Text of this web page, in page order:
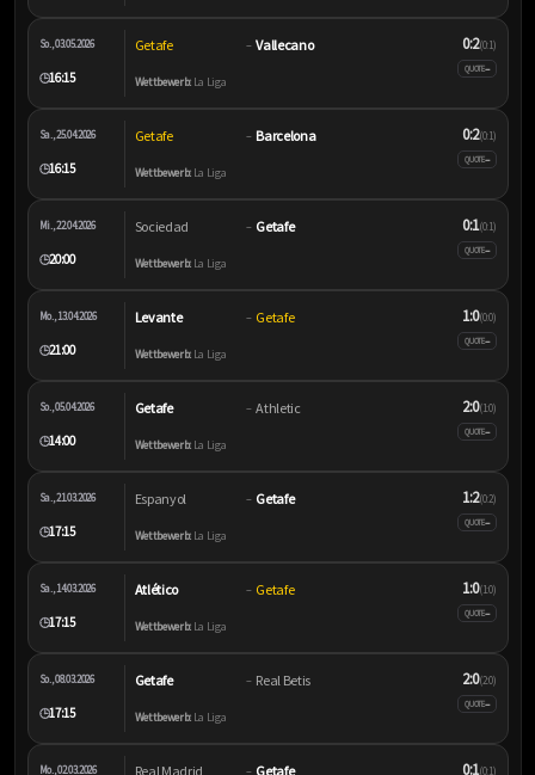
So., 03.05.2026
🕒16:15
Getafe – Vallecano
Wettbewerb:La Liga
0:2(0:1)
QUOTE–
Sa., 25.04.2026
🕒16:15
Getafe – Barcelona
Wettbewerb:La Liga
0:2(0:1)
QUOTE–
Mi., 22.04.2026
🕒20:00
Sociedad – Getafe
Wettbewerb:La Liga
0:1(0:1)
QUOTE–
Mo., 13.04.2026
🕒21:00
Levante – Getafe
Wettbewerb:La Liga
1:0(0:0)
QUOTE–
So., 05.04.2026
🕒14:00
Getafe – Athletic
Wettbewerb:La Liga
2:0(1:0)
QUOTE–
Sa., 21.03.2026
🕒17:15
Espanyol – Getafe
Wettbewerb:La Liga
1:2(0:2)
QUOTE–
Sa., 14.03.2026
🕒17:15
Atlético – Getafe
Wettbewerb:La Liga
1:0(1:0)
QUOTE–
So., 08.03.2026
🕒17:15
Getafe – Real Betis
Wettbewerb:La Liga
2:0(2:0)
QUOTE–
Mo., 02.03.2026 Real Madrid – Getafe 0:1(0:1)